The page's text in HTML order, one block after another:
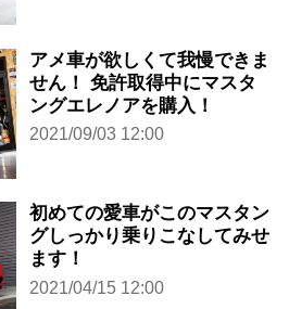
アメ車が欲しくて我慢できま
せん！ 免許取得中にマスタ
ングエレノアを購入！
2021/09/03 12:00
初めての愛車がこのマスタン
グしっかり乗りこなしてみせ
ます！
2021/04/15 12:00